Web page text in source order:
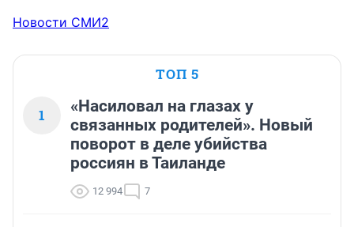
Новости СМИ2
ТОП 5
1
«Насиловал на глазах у
связанных родителей». Новый
поворот в деле убийства
россиян в Таиланде
12 994 7